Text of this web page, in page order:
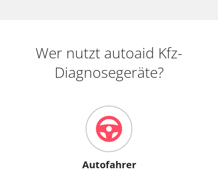
Wer nutzt autoaid Kfz-
Diagnosegeräte?
Autofahrer